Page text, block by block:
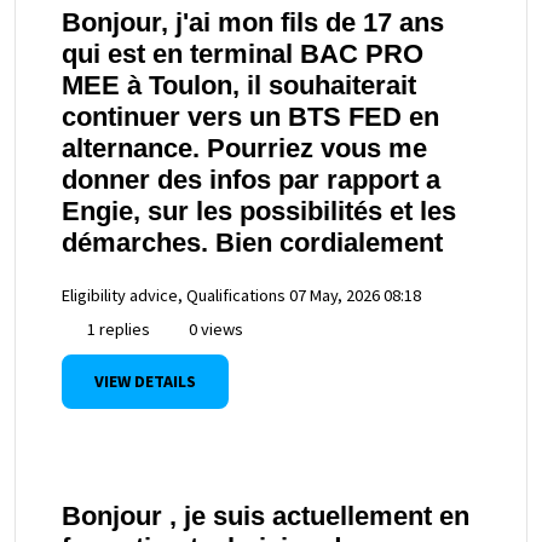
Bonjour, j'ai mon fils de 17 ans
qui est en terminal BAC PRO
MEE à Toulon, il souhaiterait
continuer vers un BTS FED en
alternance. Pourriez vous me
donner des infos par rapport a
Engie, sur les possibilités et les
démarches. Bien cordialement
Eligibility advice, Qualifications 07 May, 2026 08:18
1 replies
0 views
VIEW DETAILS
Bonjour , je suis actuellement en